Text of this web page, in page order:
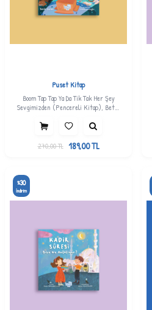
Puset Kitap
Boom Tap Tap Ya Da Tik Tak Her Şey
Sevgimizden (Pencereli Kitap), Betül
270,00TL 189,00TL
%30
İndirim